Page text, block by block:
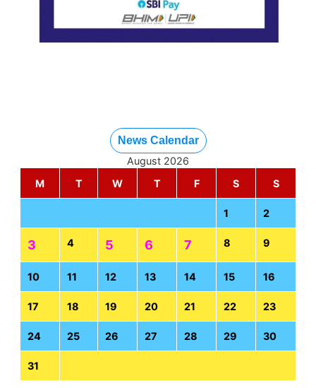
News Calendar
August 2026
M
T W T F S S
1 2
3 4 5 6 7 8 9
10 11 12 13 14 15 16
17 18 19 20 21 22 23
24 25 26 27 28 29 30
31